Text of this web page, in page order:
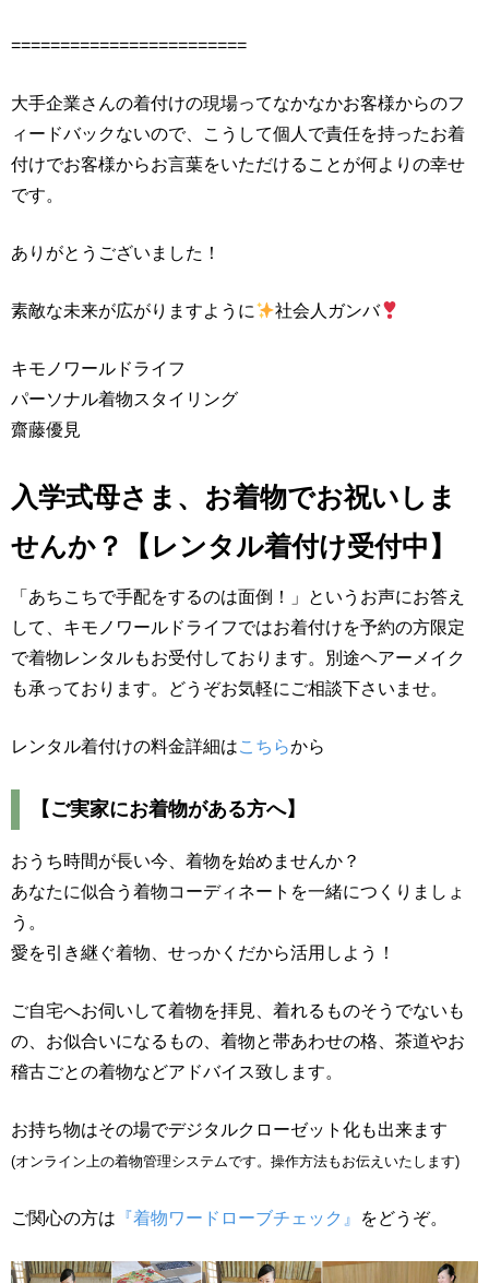
========================
大手企業さんの着付けの現場ってなかなかお客様からのフ
ィードバックないので、こうして個人で責任を持ったお着
付けでお客様からお言葉をいただけることが何よりの幸せ
です。
ありがとうございました！
素敵な未来が広がりますように 社会人ガンバ
キモノワールドライフ
パーソナル着物スタイリング
齋藤優見
入学式母さま、お着物でお祝いしま
せんか？【レンタル着付け受付中】
「あちこちで手配をするのは面倒！」というお声にお答え
して、キモノワールドライフではお着付けを予約の方限定
で着物レンタルもお受付しております。別途ヘアーメイク
も承っております。どうぞお気軽にご相談下さいませ。
レンタル着付けの料金詳細はこちらから
【ご実家にお着物がある方へ】
おうち時間が長い今、着物を始めませんか？
あなたに似合う着物コーディネートを一緒につくりましょ
う。
愛を引き継ぐ着物、せっかくだから活用しよう！
ご自宅へお伺いして着物を拝見、着れるものそうでないも
の、お似合いになるもの、着物と帯あわせの格、茶道やお
稽古ごとの着物などアドバイス致します。
お持ち物はその場でデジタルクローゼット化も出来ます
(オンライン上の着物管理システムです。操作方法もお伝えいたします)
ご関心の方は 『着物ワードローブチェック』 をどうぞ。